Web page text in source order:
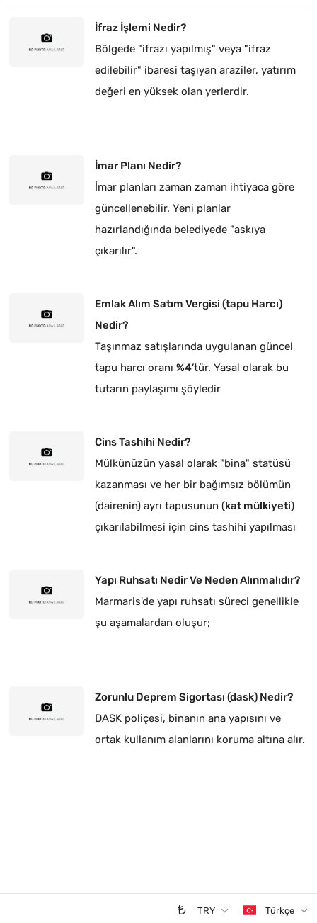
İfraz İşlemi Nedir?
Bölgede "ifrazı yapılmış" veya "ifraz
edilebilir" ibaresi taşıyan araziler, yatırım
değeri en yüksek olan yerlerdir.
İmar Planı Nedir?
İmar planları zaman zaman ihtiyaca göre
güncellenebilir. Yeni planlar
hazırlandığında belediyede "askıya
çıkarılır".
Emlak Alım Satım Vergisi (tapu Harcı)
Nedir?
Taşınmaz satışlarında uygulanan güncel
tapu harcı oranı %4’tür. Yasal olarak bu
tutarın paylaşımı şöyledir
Cins Tashihi Nedir?
Mülkünüzün yasal olarak "bina" statüsü
kazanması ve her bir bağımsız bölümün
(dairenin) ayrı tapusunun (kat mülkiyeti)
çıkarılabilmesi için cins tashihi yapılması
Yapı Ruhsatı Nedir Ve Neden Alınmalıdır?
Marmaris'de yapı ruhsatı süreci genellikle
şu aşamalardan oluşur;
Zorunlu Deprem Sigortası (dask) Nedir?
DASK poliçesi, binanın ana yapısını ve
ortak kullanım alanlarını koruma altına alır.
TRY Türkçe